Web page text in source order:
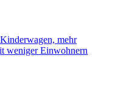
mehr
weniger Einwohnern